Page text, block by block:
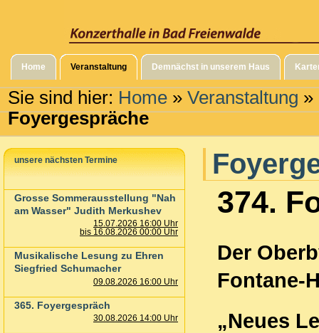
Home Veranstaltung Demnächst in unserem Haus
Sie sind hier: Home» Veranstaltung »
Foyergespräche
unsere nächsten Termine
Grosse Sommerausstellung "Nah
am Wasser" Judith Merkushev
15.07.2026 16:00 Uhr
bis 16.08.2026 00:00 Uhr
Musikalische Lesung zu Ehren
Siegfried Schumacher
09.08.2026 16:00 Uhr
365. Foyergespräch
30.08.2026 14:00 Uhr
374.
Der
Fontane-
„Neues